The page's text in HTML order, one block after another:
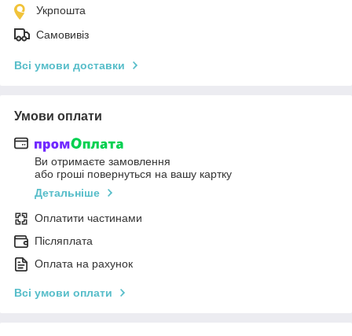
Укрпошта
Самовивіз
Всі умови доставки
Умови оплати
Ви отримаєте замовлення
або гроші повернуться на вашу картку
Детальніше
Оплатити частинами
Післяплата
Оплата на рахунок
Всі умови оплати